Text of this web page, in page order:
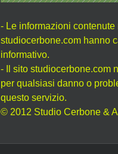
- Le informazioni contenute
studiocerbone.com hanno
informativo.
- Il sito studiocerbone.com
per qualsiasi danno o
questo servizio.
© 2012 Studio Cerbone &